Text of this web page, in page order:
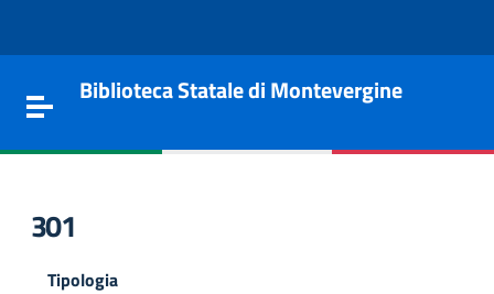
Toggle navigation
Biblioteca Statale di Montevergine
301
Tipologia